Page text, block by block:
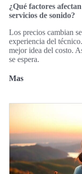
¿Qué factores
servicios de sonido?
Los precios cambian
experiencia del
mejor idea del costo.
se espera.
Mas